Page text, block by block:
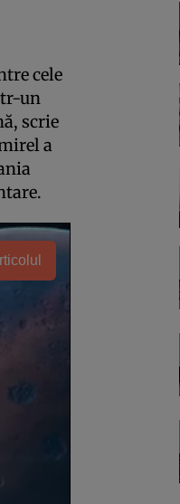
cele
un
scrie
a